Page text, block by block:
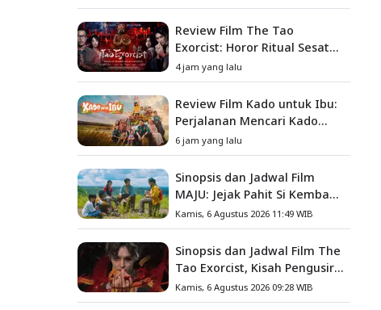
Review Film The Tao
Exorcist: Horor Ritual Sesat
Taiwan yang Penuh Misteri
dan Teror Psikologis
4 jam yang lalu
Review Film Kado untuk Ibu:
Perjalanan Mencari Kado
yang Mengajarkan Arti
Keluarga
6 jam yang lalu
Sinopsis dan Jadwal Film
MAJU: Jejak Pahit Si Kembang
Gula, Misteri Hilangnya
Bagas di Lokasi Jambore
Kamis, 6 Agustus 2026 11:49 WIB
Sinopsis dan Jadwal Film The
Tao Exorcist, Kisah Pengusir
Setan Melawan Kutukan
Mematikan
Kamis, 6 Agustus 2026 09:28 WIB